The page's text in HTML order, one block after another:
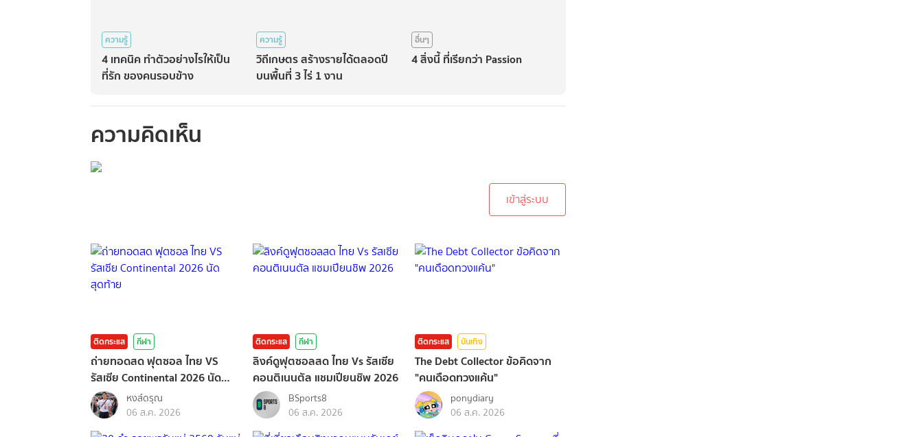
ความรู้
4 เทคนิค ทำตัวอย่างไรให้เป็น
ที่รัก ของคนรอบข้าง
ความรู้
วิถีเกษตร สร้างรายได้ตลอดปี
บนพื้นที่ 3 ไร่ 1 งาน
อื่นๆ
4 สิ่งนี้ ที่เรียกว่า Passion
ความคิดเห็น
เข้าสู่ระบบ
ติดกระแส กีฬา
ถ่ายทอดสด ฟุตซอล ไทย VS
รัสเซีย Continental 2026 นัด
สุดท้าย
หงส์ดรุณ
06 ส.ค. 2026
ติดกระแส กีฬา
ลิงค์ดูฟุตซอลสด ไทย Vs รัสเซีย
คอนติเนนตัล แชมเปียนชิพ 2026
BSports8
06 ส.ค. 2026
ติดกระแส บันเทิง
The Debt Collector ข้อคิดจาก
"คนเดือดทวงแค้น"
ponydiary
06 ส.ค. 2026